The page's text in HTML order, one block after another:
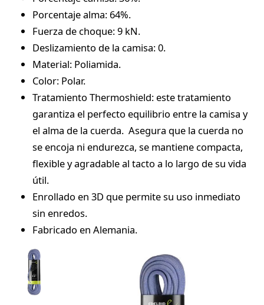
Porcentaje alma: 64%.
Fuerza de choque: 9 kN.
Deslizamiento de la camisa: 0.
Material: Poliamida.
Color: Polar.
Tratamiento Thermoshield: este tratamiento
garantiza el perfecto equilibrio entre la camisa y
el alma de la cuerda. Asegura que la cuerda no
se encoja ni endurezca, se mantiene compacta,
flexible y agradable al tacto a lo largo de su vida
útil.
Enrollado en 3D que permite su uso inmediato
sin enredos.
Fabricado en Alemania.